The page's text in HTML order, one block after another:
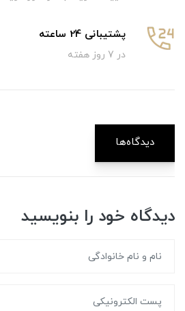
پشتیبانی 24 ساعته
در 7 روز هفته
دیدگاه‌ها
دیدگاه خود را بنویسید